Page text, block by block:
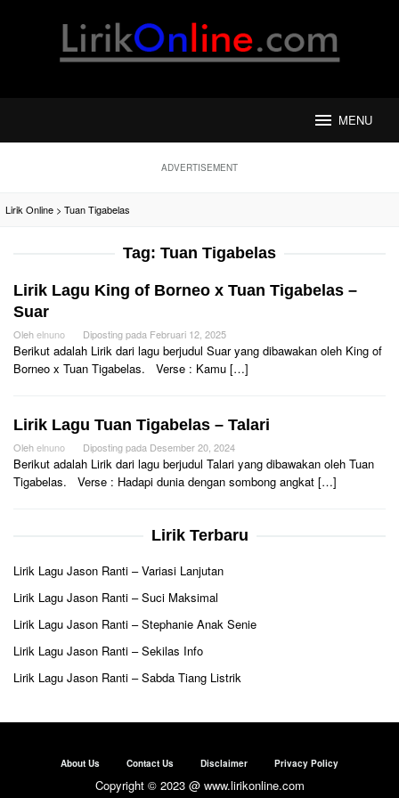
MENU
ADVERTISEMENT
Lirik Online > Tuan Tigabelas
Tag: Tuan Tigabelas
Lirik Lagu King of Borneo x Tuan Tigabelas –
Suar
Olehelnuno Diposting pada Februari 12, 2025
Berikut adalah Lirik dari lagu berjudul Suar yang dibawakan oleh King of
Borneo x Tuan Tigabelas. Verse : Kamu […]
Lirik Lagu Tuan Tigabelas – Talari
Olehelnuno Diposting pada Desember 20, 2024
Berikut adalah Lirik dari lagu berjudul Talari yang dibawakan oleh Tuan
Tigabelas. Verse : Hadapi dunia dengan sombong angkat […]
Lirik Terbaru
Lirik Lagu Jason Ranti – Variasi Lanjutan
Lirik Lagu Jason Ranti – Suci Maksimal
Lirik Lagu Jason Ranti – Stephanie Anak Senie
Lirik Lagu Jason Ranti – Sekilas Info
Lirik Lagu Jason Ranti – Sabda Tiang Listrik
About Us Contact Us Disclaimer Privacy Policy
Copyright © 2023 @ www.lirikonline.com